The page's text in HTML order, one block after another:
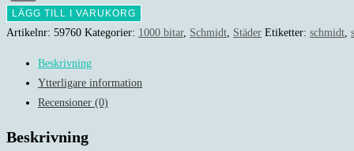
Romantic
mängd
LÄGG TILL I VARUKORG
Artikelnr: 59760 Kategorier: 1000 bitar, Schmidt Städer Etiketter: schmidt
Beskrivning
Ytterligare information
Recensioner (0)
Beskrivning